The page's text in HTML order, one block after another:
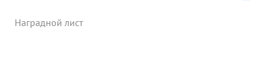
Наградной лист